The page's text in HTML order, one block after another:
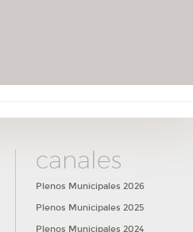
canales
Plenos Municipales 2026
Plenos Municipales 2025
Plenos Municipales 2024